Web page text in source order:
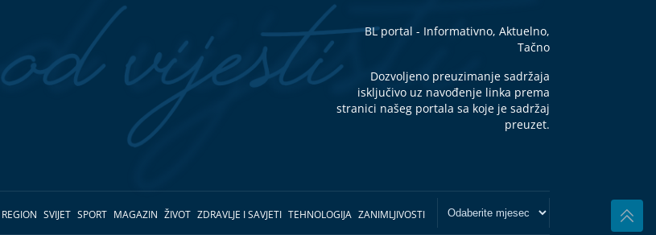
BL portal - Informativno, Aktuelno,
Tačno
Dozvoljeno preuzimanje sadržaja
isključivo uz navođenje linka prema
stranici našeg portala sa koje je sadržaj
preuzet.
REGION SVIJET SPORT MAGAZIN ŽIVOT ZDRAVLJE I SAVJETI TEHNOLOGIJA ZANIMLJIVOSTI